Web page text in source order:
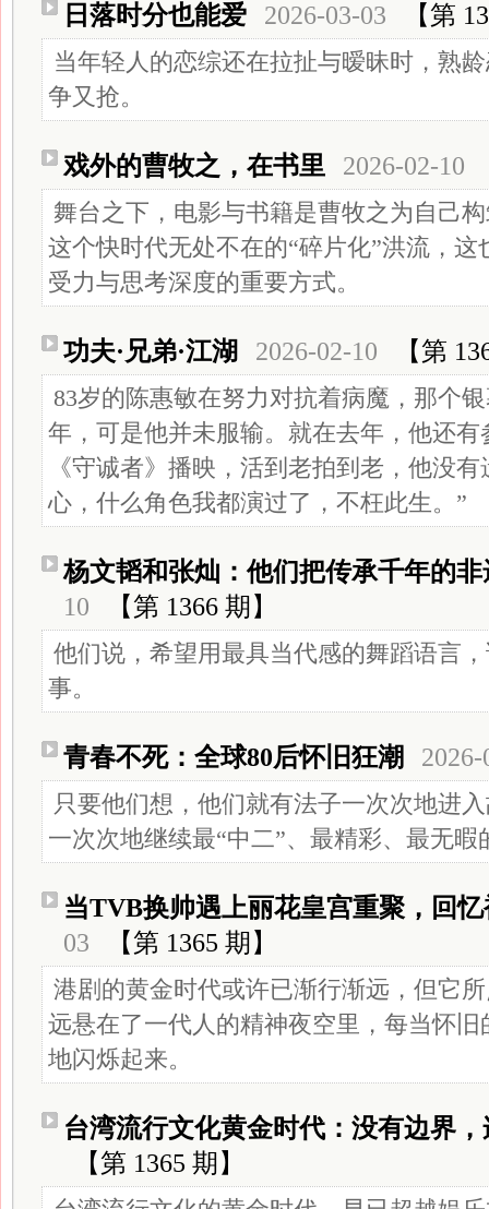
日落时分也能爱 2026-03-03 【第
当年轻人的恋综还在拉扯与暧昧时，熟
争又抢。
戏外的曹牧之，在书里 2026-02-10
舞台之下，电影与书籍是曹牧之为自己
这个快时代无处不在的“碎片化”洪流，
受力与思考深度的重要方式。
功夫·兄弟·江湖 2026-02-10 【第
83岁的陈惠敏在努力对抗着病魔，那个
年，可是他并未服输。就在去年，他还
《守诚者》播映，活到老拍到老，他没
心，什么角色我都演过了，不枉此生。”
杨文韬和张灿：他们把传承千年的非
10
【第 1366 期】
他们说，希望用最具当代感的舞蹈语言
事。
青春不死：全球80后怀旧狂潮
只要他们想，他们就有法子一次次地进
一次次地继续最“中二”、最精彩、最无暇
当TVB换帅遇上丽花皇宫重聚，回
03
【第 1365 期】
港剧的黄金时代或许已渐行渐远，但它
远悬在了一代人的精神夜空里，每当怀
地闪烁起来。
台湾流行文化黄金时代：没有边界
【第 1365 期】